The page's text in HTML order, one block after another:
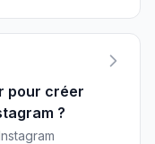
pour créer
?